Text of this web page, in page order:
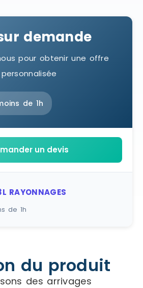
demande
pour obtenir une offre
personnalisée
de 1h
un devis
RAYONNAGES
de 1h
du produit
des arrivages